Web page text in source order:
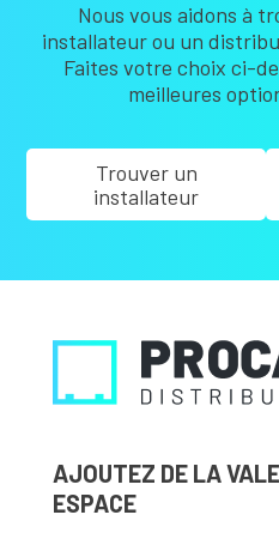
Nous vous aidons à
installateur ou un
Faites votre choix ci-
meilleures
Trouver un
installateur
AJOUTEZ DE LA
ESPACE